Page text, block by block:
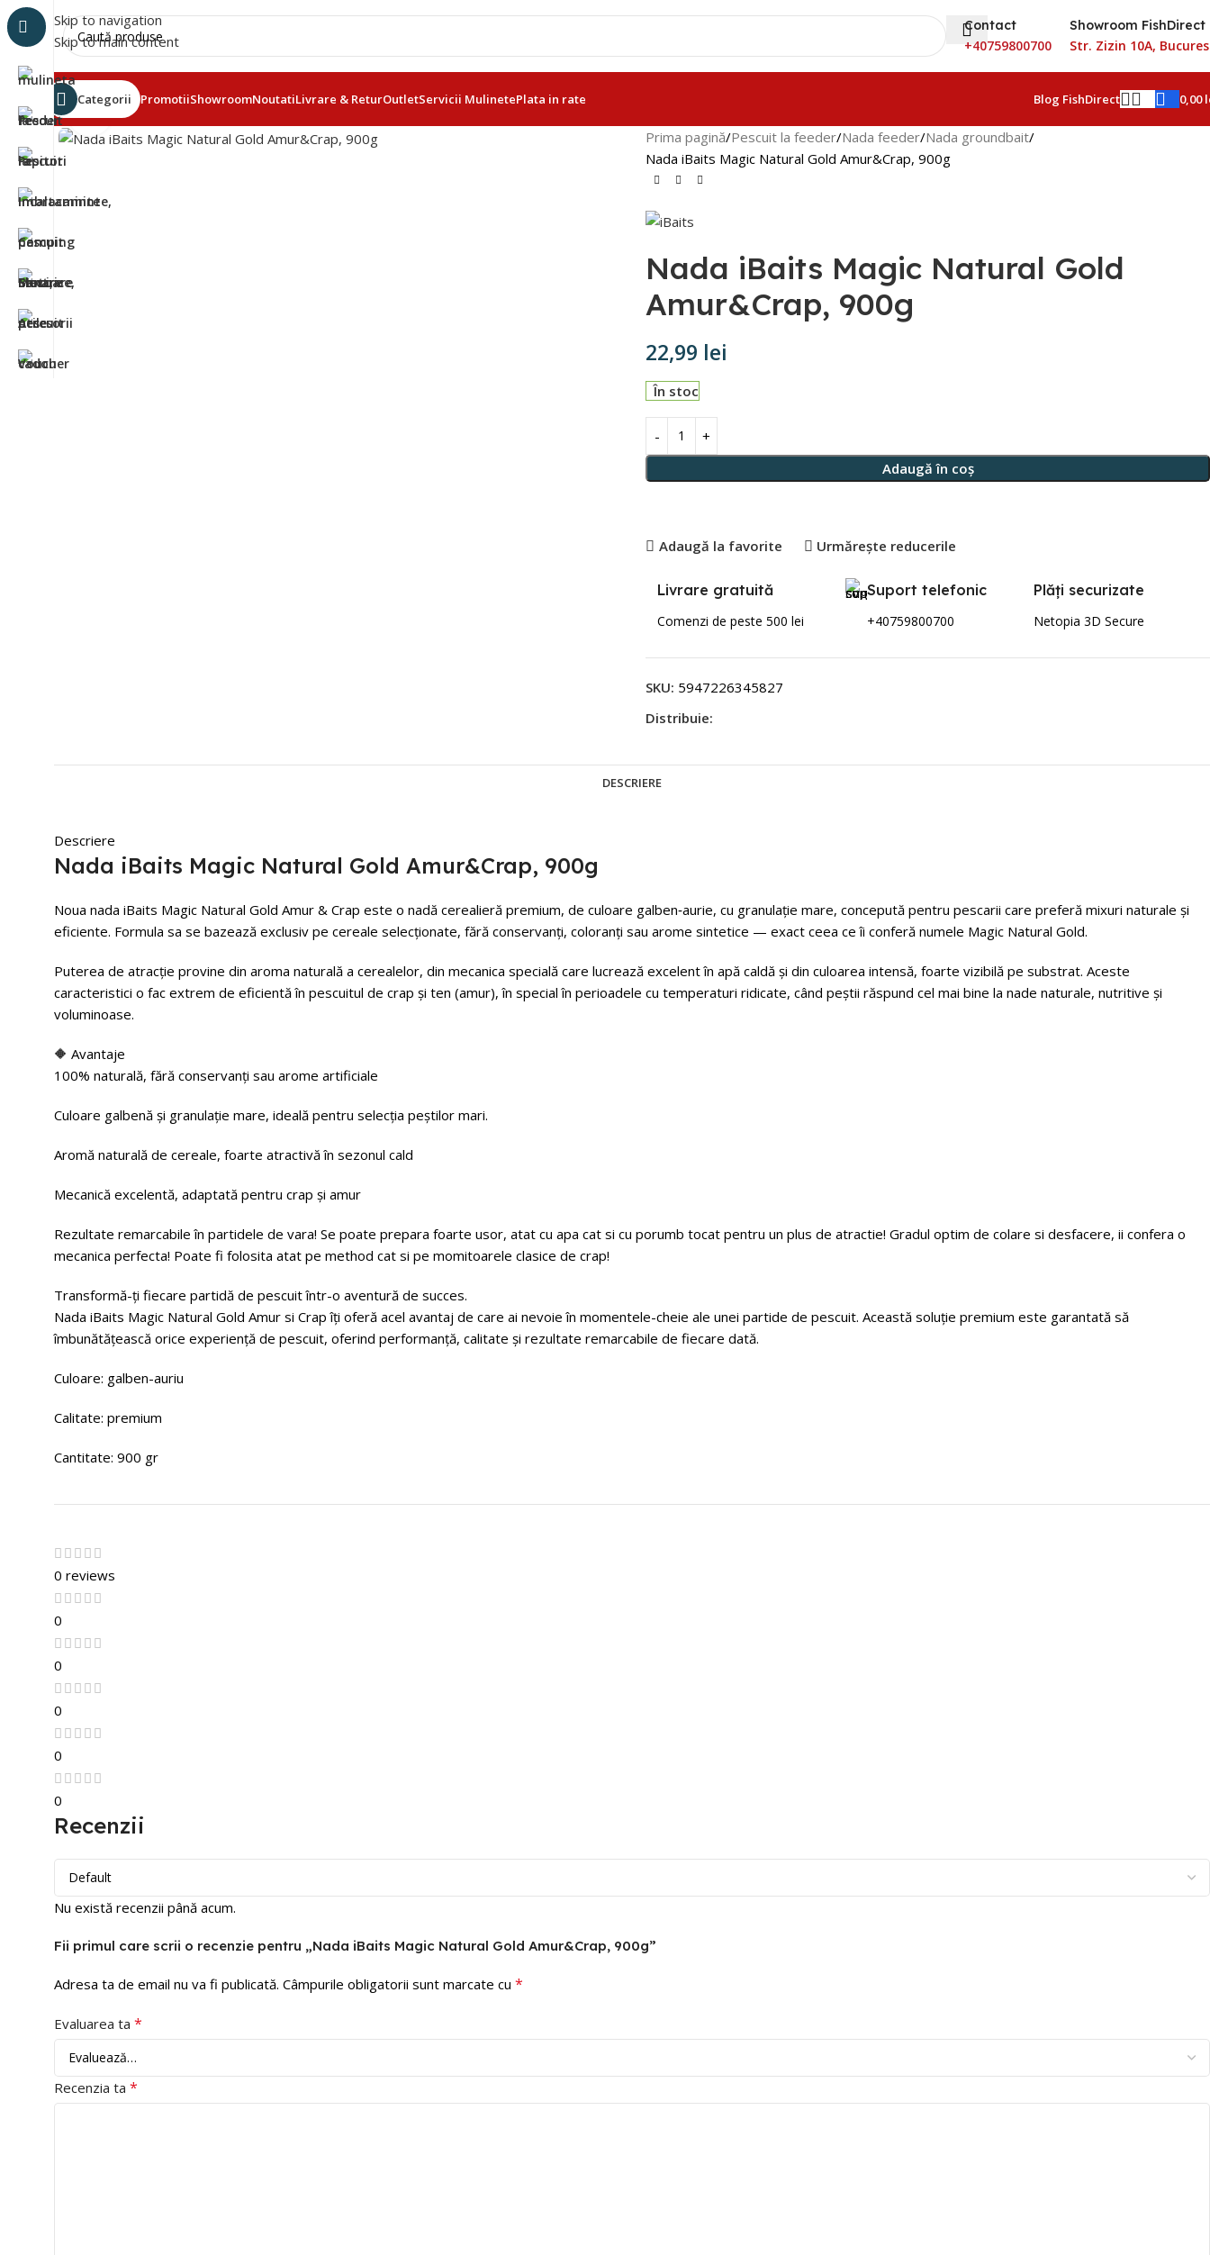
Skip to navigation
Skip to main content
Contact
+40759800700
Showroom FishDirect
Str. Zizin 10A,
Categorii PromotiiShowroomNoutatiLivrare & ReturOutletServicii MulinetePlata in rate Blog FishDirect 0,00
Click to enlarge
Prima pagină Pescuit la feeder Nada feeder Nada groundbait
Nada iBaits Magic Natural Gold Amur&Crap, 900g
Nada iBaits Magic Natural Gold
Amur&Crap, 900g
22,99 lei
În stoc
Adaugă în coș
Adaugă la favorite Urmărește reducerile
Livrare gratuită
Comenzi de peste 500 lei
Suport telefonic
+40759800700
Plăți securizate
Netopia 3D Secure
SKU: 5947226345827
Distribuie:
DESCRIERE
Descriere
Nada iBaits Magic Natural Gold Amur&Crap, 900g
Noua nada iBaits Magic Natural Gold Amur & Crap este o nadă cerealieră premium, de culoare galben‑aurie, cu granulație mare, concepută pentru pescarii care preferă mixuri naturale și
eficiente. Formula sa se bazează exclusiv pe cereale selecționate, fără conservanți, coloranți sau arome sintetice — exact ceea ce îi conferă numele Magic Natural Gold.
Puterea de atracție provine din aroma naturală a cerealelor, din mecanica specială care lucrează excelent în apă caldă și din culoarea intensă, foarte vizibilă pe substrat. Aceste
caracteristici o fac extrem de eficientă în pescuitul de crap și ten (amur), în special în perioadele cu temperaturi ridicate, când peștii răspund cel mai bine la nade naturale, nutritive și
voluminoase.
🔶 Avantaje
100% naturală, fără conservanți sau arome artificiale
Culoare galbenă și granulație mare, ideală pentru selecția peștilor mari.
Aromă naturală de cereale, foarte atractivă în sezonul cald
Mecanică excelentă, adaptată pentru crap și amur
Rezultate remarcabile în partidele de vara! Se poate prepara foarte usor, atat cu apa cat si cu porumb tocat pentru un plus de atractie! Gradul optim de colare si desfacere, ii confera o
mecanica perfecta! Poate fi folosita atat pe method cat si pe momitoarele clasice de crap!
Transformă-ți fiecare partidă de pescuit într-o aventură de succes.
Nada iBaits Magic Natural Gold Amur si Crap îți oferă acel avantaj de care ai nevoie în momentele-cheie ale unei partide de pescuit. Această soluție premium este garantată să
îmbunătățească orice experiență de pescuit, oferind performanță, calitate și rezultate remarcabile de fiecare dată.
Culoare: galben-auriu
Calitate: premium
Cantitate: 900 gr
0 reviews
0
0
0
0
0
Recenzii
Nu există recenzii până acum.
Fii primul care scrii o recenzie pentru „Nada iBaits Magic Natural Gold Amur&Crap, 900g”
Adresa ta de email nu va fi publicată. Câmpurile obligatorii sunt marcate cu *
Evaluarea ta *
Recenzia ta *